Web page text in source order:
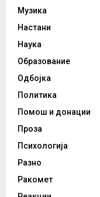
Музика
Настани
Наука
Образование
Одбојка
Политика
Помош и донации
Проза
Психологија
Разно
Ракомет